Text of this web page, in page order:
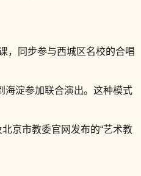
，同步参与西城区名校的合唱
海淀参加联合演出。这种模式
京市教委官网发布的“艺术教